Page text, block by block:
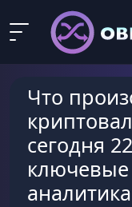
Что
сегодня
аналитика